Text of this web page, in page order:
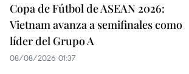
Copa de Fútbol de ASEAN 2026:
Vietnam avanza a semifinales como
líder del Grupo A
08/08/2026 01:37